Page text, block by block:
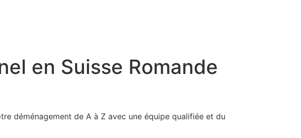
en Suisse Romande
déménagement de A à Z avec une équipe qualifiée et du